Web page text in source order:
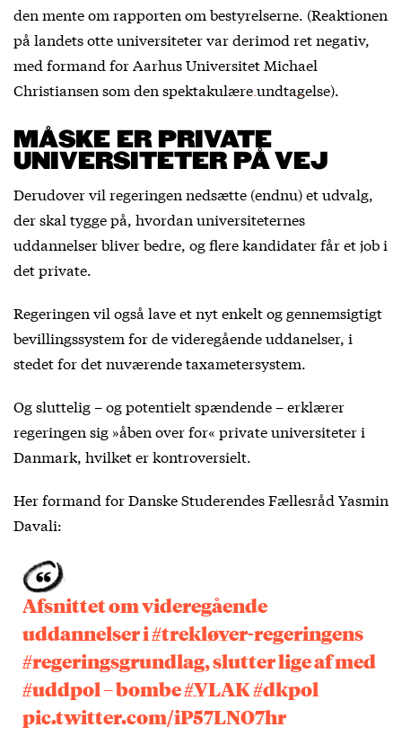
den mente om rapporten om bestyrelserne. (Reaktionen
på landets otte universiteter var derimod ret negativ,
med formand for Aarhus Universitet Michael
Christiansen som den spektakulære undtagelse).
MÅSKE ER PRIVATE
UNIVERSITETER PÅ VEJ
Derudover vil regeringen nedsætte (endnu) et udvalg,
der skal tygge på, hvordan universiteternes
uddannelser bliver bedre, og flere kandidater får et job i
det private.
Regeringen vil også lave et nyt enkelt og gennemsigtigt
bevillingssystem for de videregående uddanelser, i
stedet for det nuværende taxametersystem.
Og sluttelig – og potentielt spændende – erklærer
regeringen sig »åben over for« private universiteter i
Danmark, hvilket er kontroversielt.
Her formand for Danske Studerendes Fællesråd Yasmin
Davali:
Afsnittet om videregående
uddannelser i#trekløver-regeringens
#regeringsgrundlag, slutter lige af med
#uddpol– bombe#VLAK#dkpol
pic.twitter.com/iP57LNO7hr